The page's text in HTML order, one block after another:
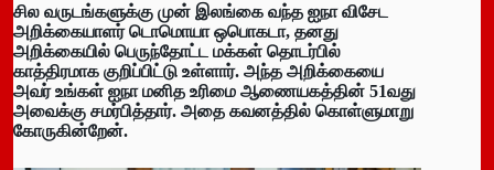
சில வருடங்களுக்கு முன் இலங்கை வந்த ஐநா விசேட
அறிக்கையாளர் டொமொயா ஒபொகடா, தனது
அறிக்கையில் பெருந்தோட்ட மக்கள் தொடர்பில்
காத்திரமாக குறிப்பிட்டு உள்ளார். அந்த அறிக்கையை
அவர் உங்கள் ஐநா மனித உரிமை ஆணையகத்தின் 51வது
அவைக்கு சமர்பித்தார். அதை கவனத்தில் கொள்ளுமாறு
கோருகின்றேன்.